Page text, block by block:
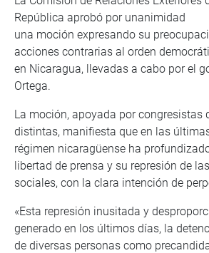
República aprobó por unanimidad
una moción expresando su
acciones contrarias al orden
en Nicaragua, llevadas a cabo por el
Ortega.
La moción, apoyada por congresistas
distintas, manifiesta que en las
régimen nicaragüense ha
libertad de prensa y su represión de
sociales, con la clara intención de
«Esta represión inusitada y
generado en los últimos días, la
de diversas personas como